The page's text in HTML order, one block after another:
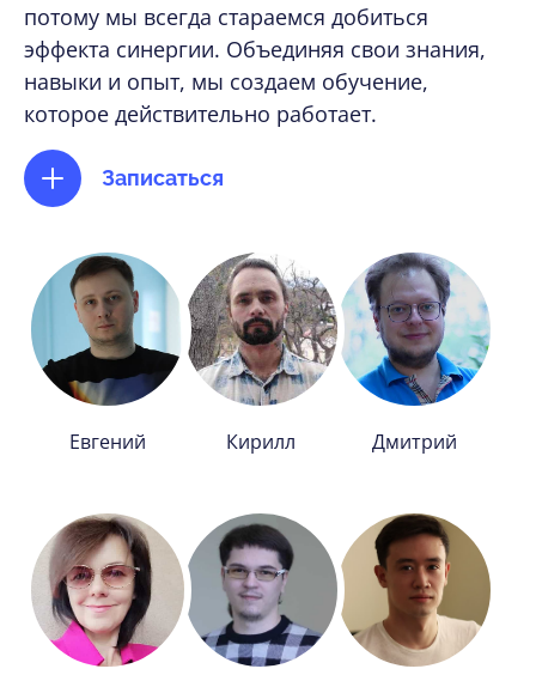
потому мы всегда стараемся добиться
эффекта синергии. Объединяя свои знания,
навыки и опыт, мы создаем обучение,
которое действительно работает.
Записаться
Евгений Кирилл Дмитрий